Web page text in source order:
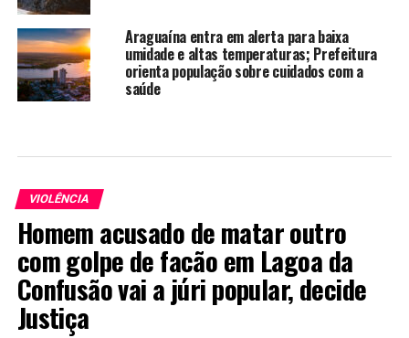
Araguaína entra em alerta para baixa
umidade e altas temperaturas; Prefeitura
orienta população sobre cuidados com a
saúde
VIOLÊNCIA
Homem acusado de matar outro
com golpe de facão em Lagoa da
Confusão vai a júri popular, decide
Justiça